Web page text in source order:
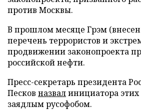
против Москвы.
В прошлом месяце Грэм (внесен
перечень террористов и
продвижении законопроекта
российской нефти.
Пресс-секретарь президента
Песков назвалинициатора
заядлым русофобом.